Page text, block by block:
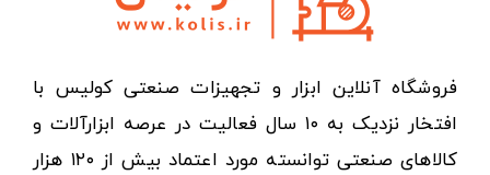
فروشگاه آنلاین ابزار و تجهیزات صنعتی کولیس با
افتخار نزدیک به ۱۰ سال فعالیت در عرصه ابزارآلات و
کالاهای صنعتی توانسته مورد اعتماد بیش از ۱۲۰ هزار